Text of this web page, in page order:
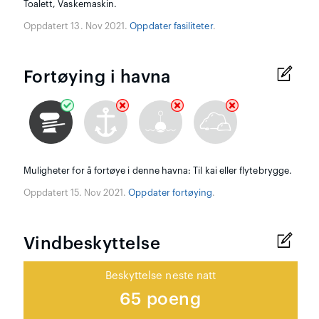
Toalett, Vaskemaskin.
Oppdatert 13. Nov 2021.Oppdater fasiliteter.
Fortøying i havna
Muligheter for å fortøye i denne havna: Til kai eller flytebrygge.
Oppdatert 15. Nov 2021.Oppdater fortøying.
Vindbeskyttelse
Beskyttelse neste natt
65 poeng